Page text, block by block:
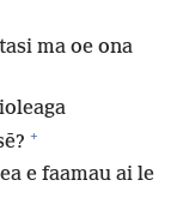
ma oe ona
+
e faamau ai le